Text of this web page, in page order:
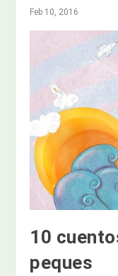
Feb 10, 2016
10
peques